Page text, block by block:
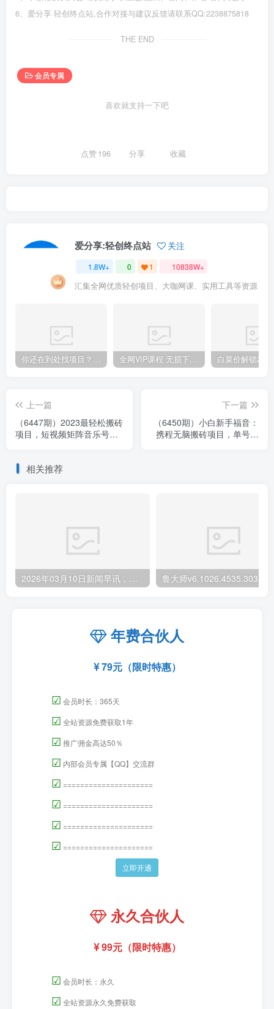
6、爱分享·轻创终点站,合作对接与建议反馈请联系QQ:2238875818
THE END
会员专属
喜欢就支持一下吧
点赞196 分享 收藏
爱分享:轻创终点站 关注
1.8W+ 0 1 10838W+
汇集全网优质轻创项目、大咖网课、实用工具等资源
你还在到处找项目？还在当韭菜？我靠卖项目一个月收入5万+，曾经我也是个失败者。 全网VIP课程 无损下载~.~
上一篇
（6447期）2023最轻松搬砖
项目，短视频矩阵音乐号流
下一篇
（6450期）小白新手福音：
携程无脑搬砖项目，单号操
相关推荐
2026年03月10日新闻早讯，每天60s读懂世界
年费合伙人
79元（限时特惠）
☑ 会员时长：365天
☑ 全站资源免费获取1年
☑ 推广佣金高达50％
☑ 内部会员专属【QQ】交流群
☑ =====================
☑ =====================
☑ =====================
☑ =====================
立即开通
永久合伙人
99元（限时特惠）
☑ 会员时长：永久
☑ 全站资源永久免费获取